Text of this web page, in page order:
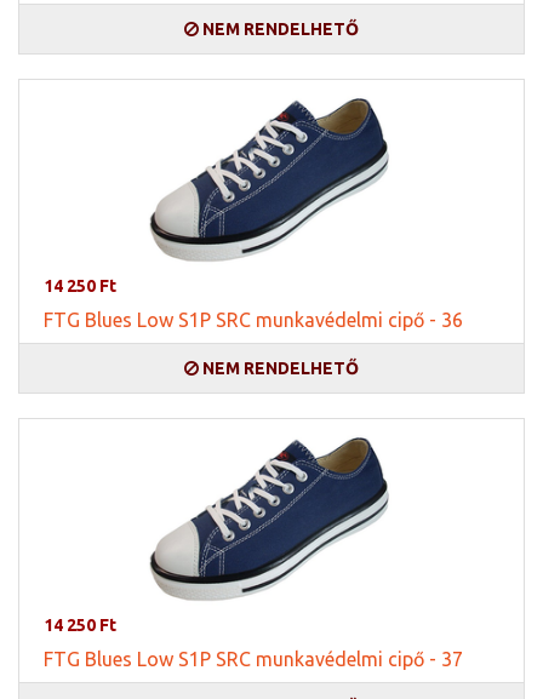
NEM RENDELHETŐ
14 250 Ft
FTG Blues Low S1P SRC munkavédelmi cipő - 36
NEM RENDELHETŐ
14 250 Ft
FTG Blues Low S1P SRC munkavédelmi cipő - 37